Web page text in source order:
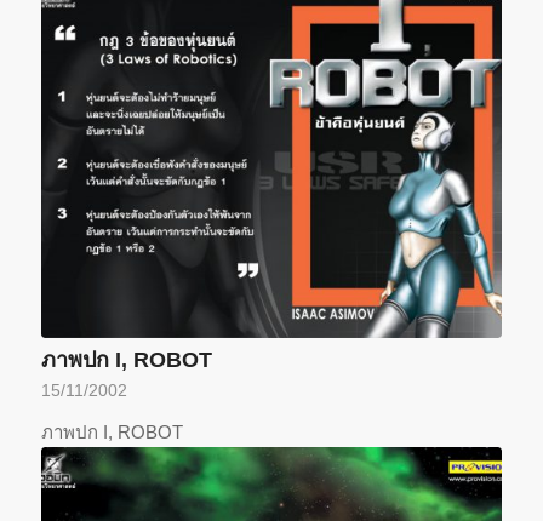
ภาพปก I, ROBOT
15/11/2002
ภาพปก I, ROBOT